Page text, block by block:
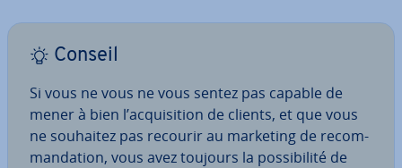
Conseil
Si vous ne vous ne vous sentez pas capable de
mener à bien l’ac­qui­si­tion de clients, et que vous
ne souhaitez pas recourir au marketing de re­com­
man­da­tion, vous avez toujours la pos­si­bi­lité de